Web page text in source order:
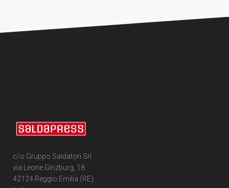
c/o Gruppo Saldatori Srl
via Leone Ginzburg, 18
42124 Reggio Emilia (RE)